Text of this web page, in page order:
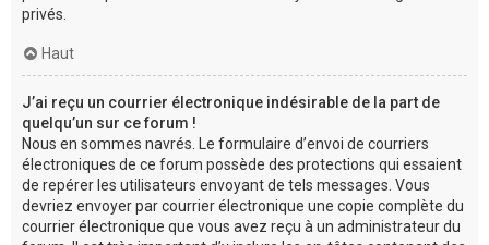
privés.
Haut
J’ai reçu un courrier électronique indésirable de la part de
quelqu’un sur ce forum !
Nous en sommes navrés. Le formulaire d’envoi de courriers
électroniques de ce forum possède des protections qui essaient
de repérer les utilisateurs envoyant de tels messages. Vous
devriez envoyer par courrier électronique une copie complète du
courrier électronique que vous avez reçu à un administrateur du